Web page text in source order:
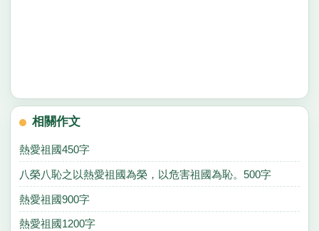
相關作文
熱愛祖國450字
八榮八恥之以熱愛祖國為榮，以危害祖國為恥。500字
熱愛祖國900字
熱愛祖國1200字